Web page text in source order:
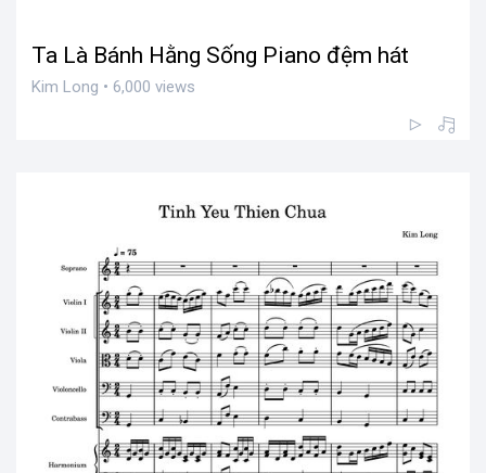
Ta Là Bánh Hằng Sống Piano đệm hát
Kim Long • 6,000 views